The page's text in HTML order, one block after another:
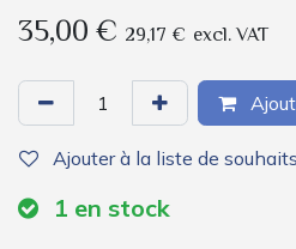
35,00€ 29,17 € excl. VAT
Ajouter à la liste de souhaits
1 en stock